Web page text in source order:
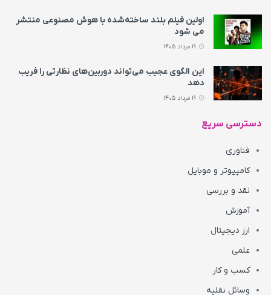
اولین فیلم بلند ساخته‌شده با هوش مصنوعی منتشر
می‌ شود
19 مرداد 1405
این الگوی عجیب می‌تواند دوربین‌های نظارتی را فریب
دهد
19 مرداد 1405
دسترسی سریع
فناوری
کامپیوتر و موبایل
نقد و بررسی
آموزش
ارز دیجیتال
علمی
کسب و کار
وسائل نقلیه